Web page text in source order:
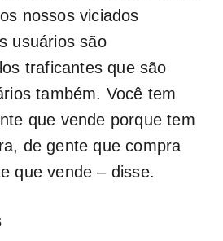
nossos viciados
usuários são
traficantes que são
também. Você tem
que vende porque tem
de gente que compra
que vende – disse.